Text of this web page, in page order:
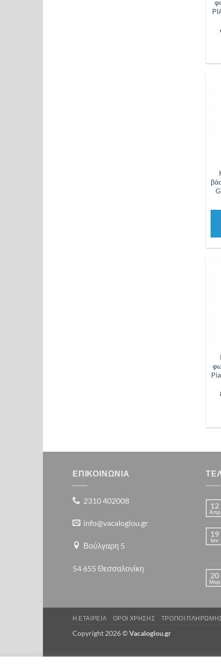
ΕΠΙΚΟΙΝΩΝΙΑ
2310 402008
info@vacaloglou.gr
Βούλγαρη 5
54 655 Θεσσαλονίκη
12
Απρ
19
Ιαν
20
Μαρ
Η ΕΤΑΙΡΕΙΑ ΟΡΟΙ ΧΡΗΣΗΣ ΤΡΟΠΟΙ
Copyright 2026 ©Vacaloglou.gr